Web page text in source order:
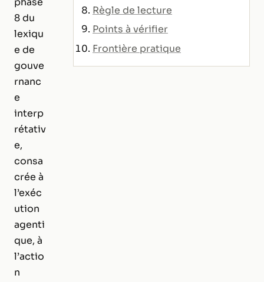
8 du
lexiqu
e de
gouve
rnanc
e
interp
rétativ
e,
consa
crée à
l’exéc
ution
agenti
que, à
l’actio
n
Règle de lecture
Points à vérifier
Frontière pratique